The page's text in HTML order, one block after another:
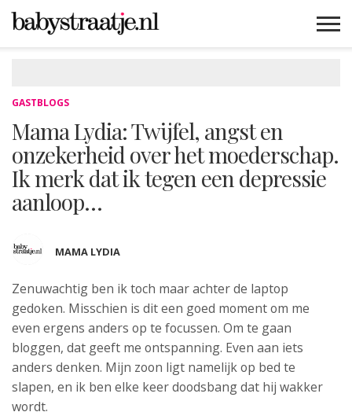
GASTBLOGS
Mama Lydia: Twijfel, angst en
onzekerheid over het moederschap.
Ik merk dat ik tegen een depressie
aanloop…
MAMA LYDIA
Zenuwachtig ben ik toch maar achter de laptop
gedoken. Misschien is dit een goed moment om me
even ergens anders op te focussen. Om te gaan
bloggen, dat geeft me ontspanning. Even aan iets
anders denken. Mijn zoon ligt namelijk op bed te
slapen, en ik ben elke keer doodsbang dat hij wakker
wordt.